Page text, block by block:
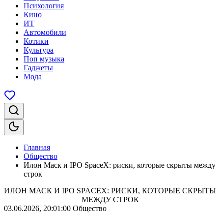
Психология
Кино
ИТ
Автомобили
Котики
Культура
Поп музыка
Гаджеты
Мода
Главная
Общество
Илон Маск и IPO SpaceX: риски, которые скрыты между
строк
ИЛОН МАСК И IPO SPACEX: РИСКИ, КОТОРЫЕ СКРЫТЫ
МЕЖДУ СТРОК
03.06.2026, 20:01:00 Общество